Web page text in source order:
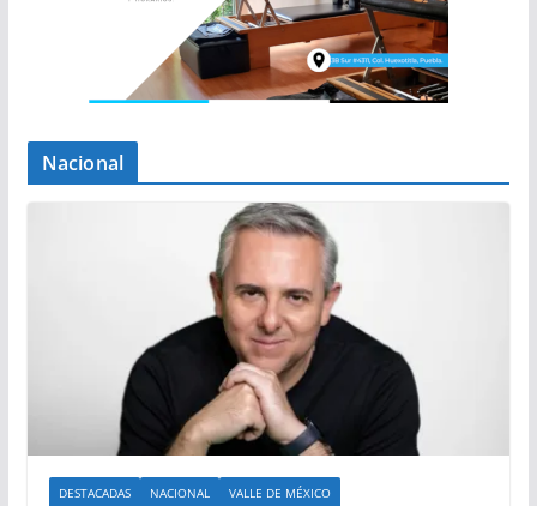
Nacional
DESTACADAS NACIONAL VALLE DE MÉXICO